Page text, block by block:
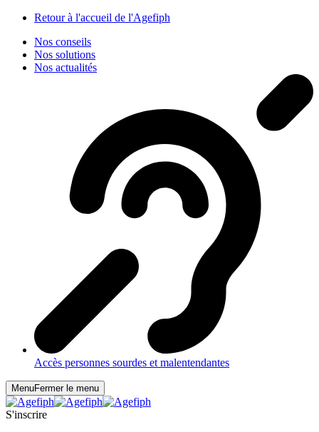
Retour à l'accueil de l'Agefiph
Nos conseils
Nos solutions
Nos actualités
Accès personnes sourdes et malentendantes
MenuFermer le menu
S'inscrire